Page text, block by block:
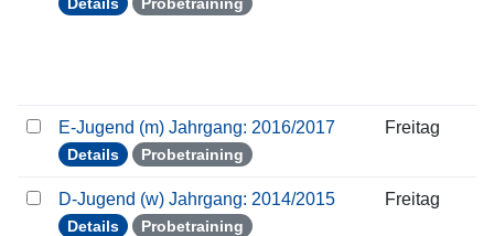
E-Jugend (m) Jahrgang: 2016/2017
Details Probetraining
Freitag
D-Jugend (w) Jahrgang: 2014/2015
Details Probetraining
Freitag